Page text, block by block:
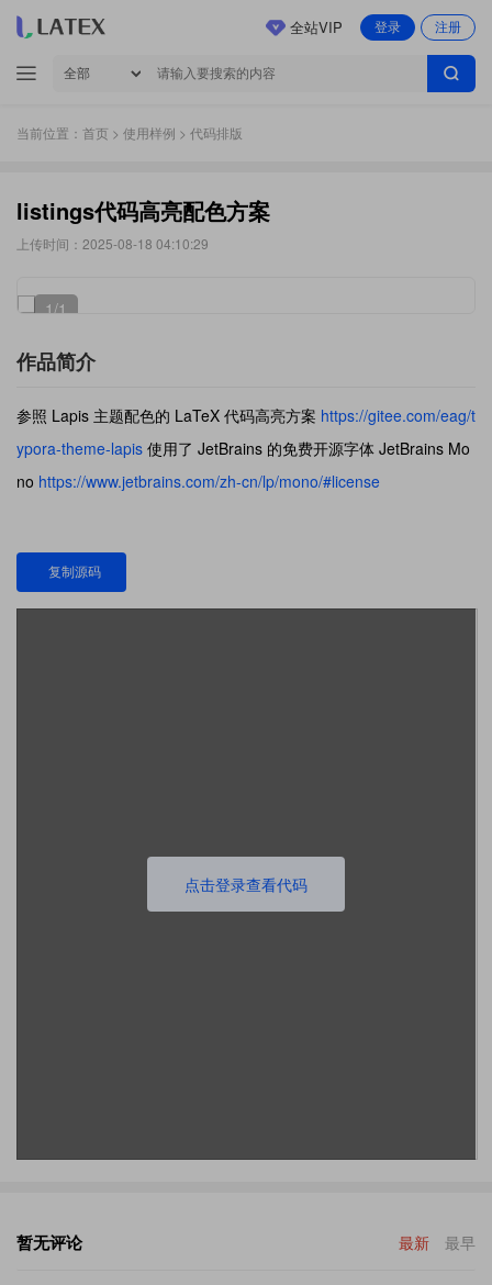
登录 注册
全站VIP
当前位置： 首页 > 使用样例 > 代码排版
listings代码高亮配色方案
上传时间：2025-08-18 04:10:29
1/1
作品简介
参照 Lapis 主题配色的 LaTeX 代码高亮方案 https://gitee.com/eag/t
ypora-theme-lapis 使用了 JetBrains 的免费开源字体 JetBrains Mo
no https://www.jetbrains.com/zh-cn/lp/mono/#license
复制源码
点击登录查看代码
暂无评论 最新 最早